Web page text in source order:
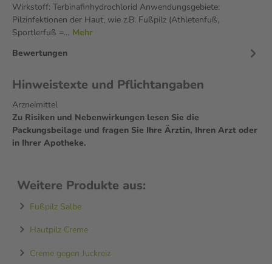
Wirkstoff: Terbinafinhydrochlorid Anwendungsgebiete:
Pilzinfektionen der Haut, wie z.B. Fußpilz (Athletenfuß,
Sportlerfuß =… Mehr
Bewertungen
Hinweistexte und Pflichtangaben
Arzneimittel
Zu Risiken und Nebenwirkungen lesen Sie die
Packungsbeilage und fragen Sie Ihre Ärztin, Ihren Arzt oder
in Ihrer Apotheke.
Weitere Produkte aus:
Fußpilz Salbe
Hautpilz Creme
Creme gegen Juckreiz